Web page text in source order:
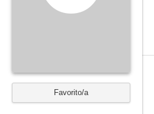
Favorito/a